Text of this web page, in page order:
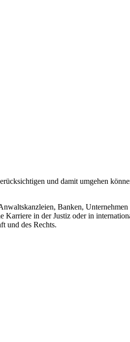
und damit umgehen
Banken,
in der Justiz oder in
und des Rechts.